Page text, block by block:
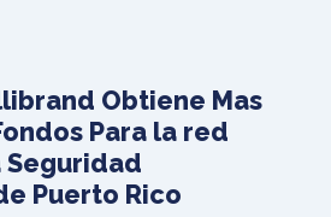
Obtiene Mas
Para la red
Seguridad
Puerto Rico